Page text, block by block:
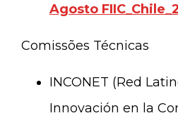
Agosto
Comissões Técnicas
INCONET (Red
Innovación en la